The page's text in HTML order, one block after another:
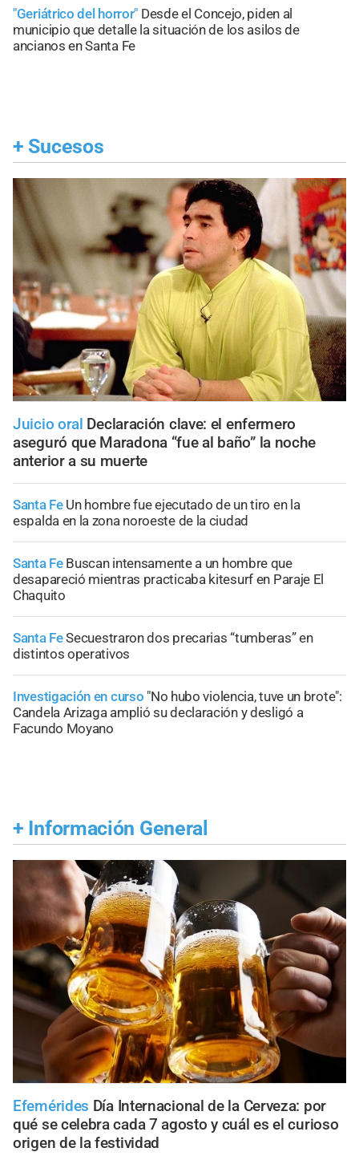
"Geriátrico del horror" Desde el Concejo, piden al
municipio que detalle la situación de los asilos de
ancianos en Santa Fe
+ Sucesos
Juicio oral Declaración clave: el enfermero
aseguró que Maradona “fue al baño” la noche
anterior a su muerte
Santa Fe Un hombre fue ejecutado de un tiro en la
espalda en la zona noroeste de la ciudad
Santa Fe Buscan intensamente a un hombre que
desapareció mientras practicaba kitesurf en Paraje El
Chaquito
Santa FeSecuestraron dos precarias “tumberas” en
distintos operativos
Investigación en curso "No hubo violencia, tuve un brote":
Candela Arizaga amplió su declaración y desligó a
Facundo Moyano
+ Información General
Efemérides Día Internacional de la Cerveza: por
qué se celebra cada 7 agosto y cuál es el curioso
origen de la festividad